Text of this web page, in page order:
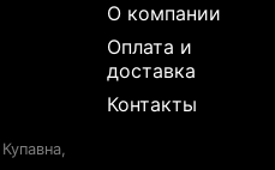
О компании
Оплата и
доставка
Контакты